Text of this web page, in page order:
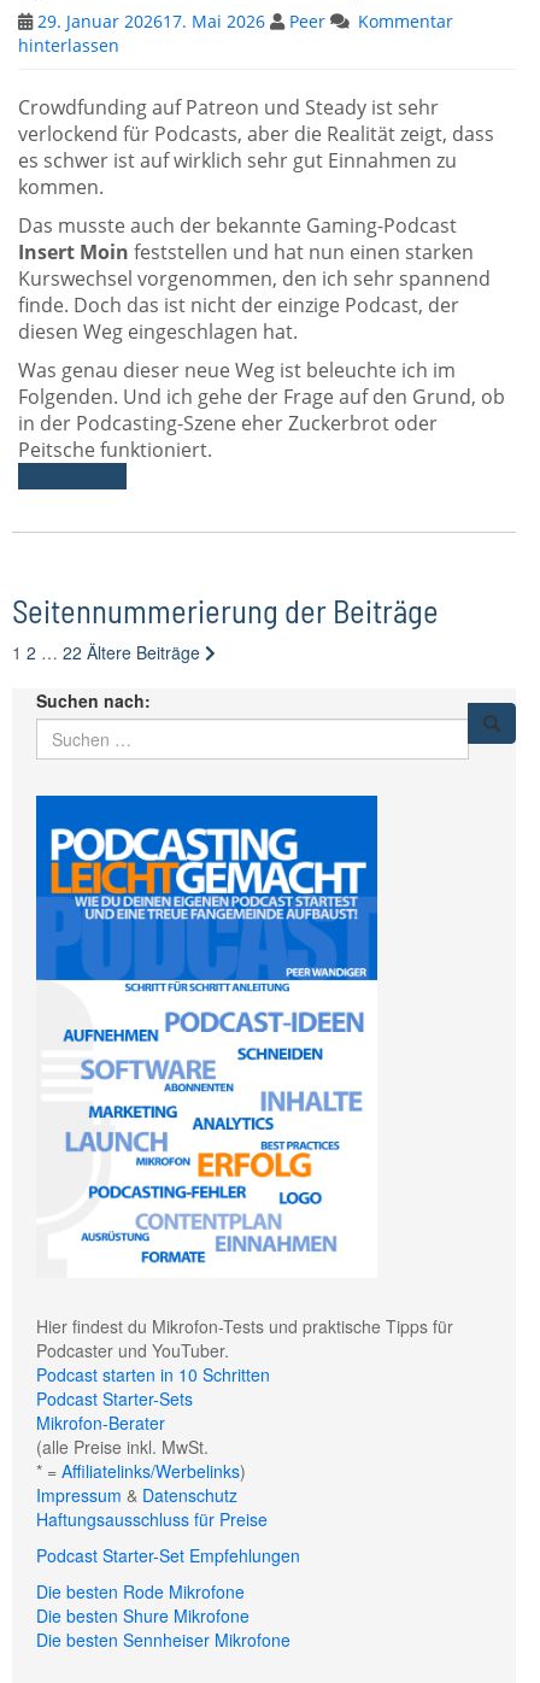
29. Januar 202617. Mai 2026 Peer
Kommentar
hinterlassen
Crowdfunding auf Patreon und Steady ist sehr
verlockend für Podcasts, aber die Realität zeigt, dass
es schwer ist auf wirklich sehr gut Einnahmen zu
kommen.
Das musste auch der bekannte Gaming-Podcast
Insert Moin feststellen und hat nun einen starken
Kurswechsel vorgenommen, den ich sehr spannend
finde. Doch das ist nicht der einzige Podcast, der
diesen Weg eingeschlagen hat.
Was genau dieser neue Weg ist beleuchte ich im
Folgenden. Und ich gehe der Frage auf den Grund, ob
in der Podcasting-Szene eher Zuckerbrot oder
Peitsche funktioniert.
Seitennummerierung der Beiträge
1 2 … 22 Ältere Beiträge
Suchen nach:
Hier findest du Mikrofon-Tests und praktische Tipps für
Podcaster und YouTuber.
Podcast starten in 10 Schritten
Podcast Starter-Sets
Mikrofon-Berater
(alle Preise inkl. MwSt.
* = Affiliatelinks/Werbelinks)
Impressum & Datenschutz
Haftungsausschluss für Preise
Podcast Starter-Set Empfehlungen
Die besten Rode Mikrofone
Die besten Shure Mikrofone
Die besten Sennheiser Mikrofone